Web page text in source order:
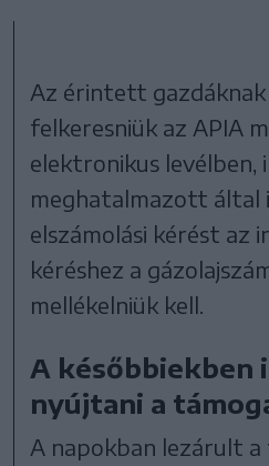
Az érintett gazdáknak
felkeresniük az APIA
elektronikus levélben,
meghatalmazott által
elszámolási kérést az
kéréshez a
mellékelniük kell.
A későbbiekben
nyújtani a
A napokban lezárult a